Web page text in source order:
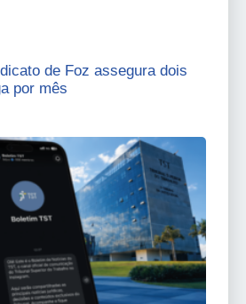
de Foz assegura dois
por mês